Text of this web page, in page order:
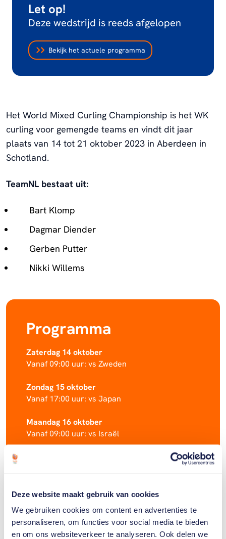
Deze website maakt gebruik van cookies
We gebruiken cookies om content en advertenties te
personaliseren, om functies voor social media te bieden
en om ons websiteverkeer te analyseren. Ook delen we
Let op!
Deze wedstrijd is reeds afgelopen
Bekijk het actuele programma
Het World Mixed Curling Championship is het WK
curling voor gemengde teams en vindt dit jaar
plaats van 14 tot 21 oktober 2023 in Aberdeen in
Schotland.
TeamNL bestaat uit:
Bart Klomp
Dagmar Diender
Gerben Putter
Nikki Willems
Programma
Zaterdag 14 oktober
Vanaf 09:00 uur: vs Zweden
Zondag 15 oktober
Vanaf 17:00 uur: vs Japan
Maandag 16 oktober
Vanaf 09:00 uur: vs Israël
Woensdag 18 oktober
Donderdag 19 oktober